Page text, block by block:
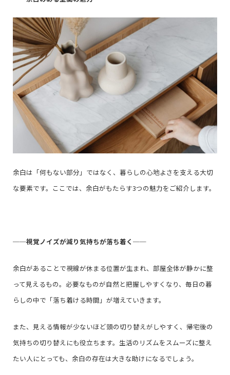
余白は「何もない部分」ではなく、暮らしの心地よさを支える大切
な要素です。ここでは、余白がもたらす3つの魅力をご紹介します。
──視覚ノイズが減り気持ちが落ち着く ──
余白があることで視線が休まる位置が生まれ、部屋全体が静かに整
って見えるもの。必要なものが自然と把握しやすくなり、毎日の暮
らしの中で「落ち着ける時間」が増えていきます。
また、見える情報が少ないほど頭の切り替えがしやすく、帰宅後の
気持ちの切り替えにも役立ちます。生活のリズムをスムーズに整え
たい人にとっても、余白の存在は大きな助けになるでしょう。